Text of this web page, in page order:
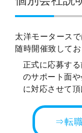
太洋モータース
随時開催致してお
正式に応募す
のサポート面
に対応させて頂
⇒転